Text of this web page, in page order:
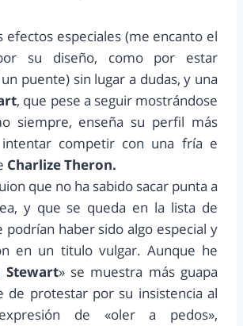
efectos especiales (me encanto el
su diseño, como por estar
puente) sin lugar a dudas, y una
, que pese a seguir mostrándose
siempre, enseña su perfil más
competir con una fría e
Charlize Theron.
que no ha sabido sacar punta a
y que se queda en la lista de
podrían haber sido algo especial y
en un titulo vulgar. Aunque he
Stewart» se muestra más guapa
de protestar por su insistencia al
de «oler a pedos»,